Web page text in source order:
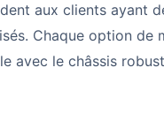
aux clients ayant
Chaque option de
avec le châssis